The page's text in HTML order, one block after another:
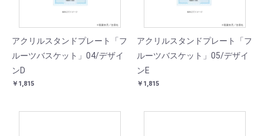
アクリルスタンドプレート「フ
ルーツバスケット」04/デザイ
ンD
￥1,815
アクリルスタンドプレート「フ
ルーツバスケット」05/デザイ
ンE
￥1,815